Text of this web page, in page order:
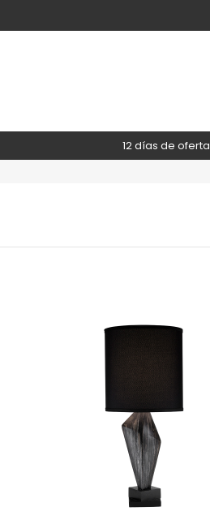
12 días de oferta